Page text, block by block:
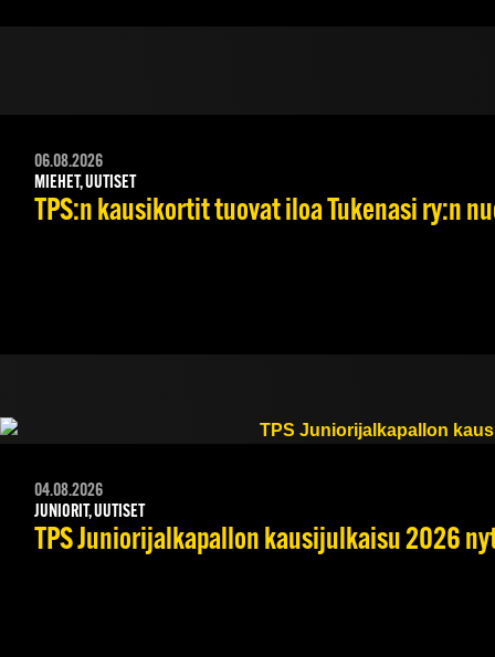
06.08.2026
MIEHET, UUTISET
TPS:n kausikortit tuovat iloa Tukenasi ry:n
04.08.2026
JUNIORIT, UUTISET
TPS Juniorijalkapallon kausijulkaisu 2026